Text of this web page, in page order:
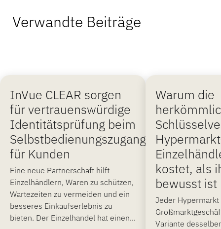
Verwandte Beiträge
InVue CLEAR sorgen
für vertrauenswürdige
Identitätsprüfung beim
Selbstbedienungszugang
für Kunden
Eine neue Partnerschaft hilft
Einzelhändlern, Waren zu schützen,
Wartezeiten zu vermeiden und ein
besseres Einkaufserlebnis zu
bieten. Der Einzelhandel hat einen...
Warum die
kostet, als
bewusst ist
Jeder
Variante